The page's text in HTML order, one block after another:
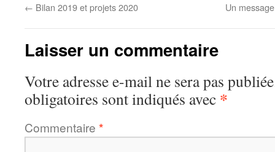
← Bilan 2019 et projets 2020 Un
Laisser un commentaire
Votre adresse e-mail ne sera pas
obligatoires sont indiqués avec *
Commentaire *